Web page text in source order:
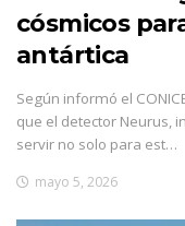
cósmicos
antártica
Según informó el
que el detector Neurus,
servir no solo para est…
mayo 5, 2026